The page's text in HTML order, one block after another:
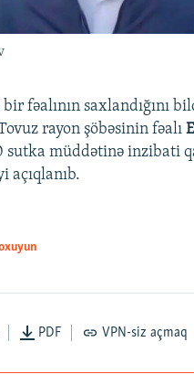
fəalının saxlandığını
rayon şöbəsinin fəalı
sutka müddətinə inzibati
açıqlanıb.
PDF VPN-siz açmaq